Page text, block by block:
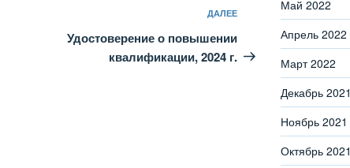
Следующая
запись
ДАЛЕЕ
Удостоверение о повышении
квалификации, 2024 г.
Май 2022
Апрель 2022
Март 2022
Декабрь 2021
Ноябрь 2021
Октябрь 2021